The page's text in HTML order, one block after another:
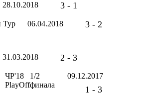
28.10.2018 3 - 1
Тур 06.04.2018 3 - 2
31.03.2018 2 - 3
ЧР'18
PlayOff
1/2
финала
09.12.2017
1 - 3